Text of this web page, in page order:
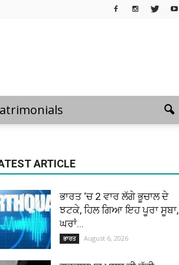
ARTICLE
ਭਾਰਤ ‘ਚ 2 ਵਾਰ ਲੱਗੇ ਭੂਚਾਲ ਦੇ
ਝਟਕੇ, ਹਿਲ ਗਿਆ ਇਹ ਪੂਰਾ ਸੂਬਾ,
ਘਰਾਂ...
ਭਾਰਤ August 6, 2026